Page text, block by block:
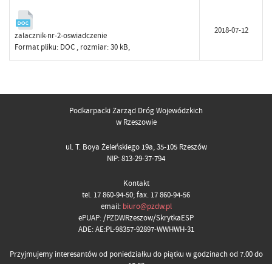
zalacznik-nr-2-oswiadczenie
Format pliku: DOC , rozmiar: 30 kB,
2018-07-12
Podkarpacki Zarząd Dróg Wojewódzkich
w Rzeszowie
ul. T. Boya Żeleńskiego 19a, 35-105 Rzeszów
NIP: 813-29-37-794
Kontakt
tel. 17 860-94-50; fax. 17 860-94-56
email: biuro@pzdw.pl
ePUAP: /PZDWRzeszow/SkrytkaESP
ADE: AE:PL-98357-92897-WWHWH-31
Przyjmujemy interesantów od poniedziałku do piątku w godzinach od 7.00 do